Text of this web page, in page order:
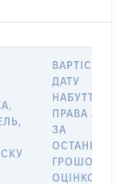
ВАРТІСТЬ НА
ДАТУ
НАБУТТЯ
ПРАВА АБО
ЗА
ГРОШОВОЮ
ОЦІНКОЮ,